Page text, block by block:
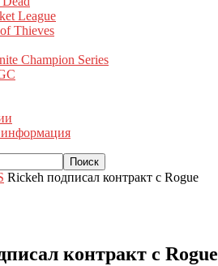
League
Thieves
Champion Series
Rickeh подписал контракт с Rogue
контракт с Rogue